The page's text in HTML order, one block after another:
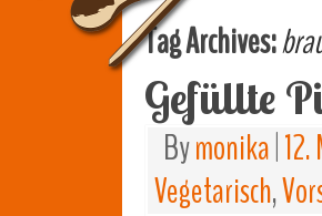
Tag Archives:
Gefüllte
Bymonika
Vegetarisch,